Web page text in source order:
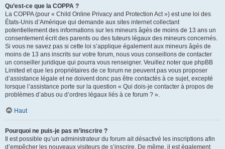
Qu’est-ce que la COPPA ?
La COPPA (pour « Child Online Privacy and Protection Act ») est une loi des
États-Unis d’Amérique qui demande aux sites internet collectant
potentiellement des informations sur les mineurs âgés de moins de 13 ans un
consentement écrit des parents ou des tuteurs légaux des mineurs concernés.
Si vous ne savez pas si cette loi s’applique également aux mineurs âgés de
moins de 13 ans inscrits sur votre forum, nous vous conseillons de contacter
un conseiller juridique qui pourra vous renseigner. Veuillez noter que phpBB
Limited et que les propriétaires de ce forum ne peuvent pas vous proposer
d’assistance légale et ne doivent donc pas être contactés à ce sujet, excepté
lorsque l’assistance porte sur la question « Qui dois-je contacter à propos de
problèmes d’abus ou d’ordres légaux liés à ce forum ? ».
Haut
Pourquoi ne puis-je pas m’inscrire ?
Il est possible qu’un administrateur du forum ait désactivé les inscriptions afin
d’empêcher les nouveaux visiteurs de s’inscrire. De même, il est également